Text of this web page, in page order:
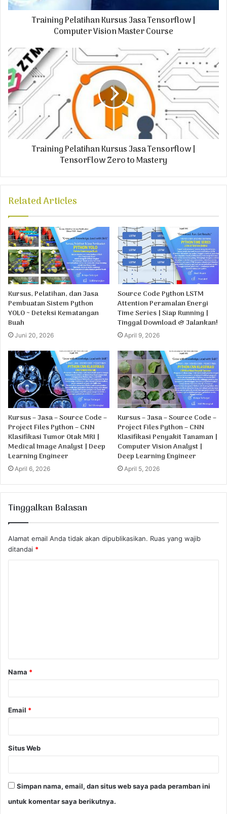
s
Training Pelatihan Kursus Jasa Tensorflow |
Computer Vision Master Course
Training Pelatihan Kursus Jasa Tensorflow |
TensorFlow Zero to Mastery
Related Articles
Kursus, Pelatihan, dan Jasa
Pembuatan Sistem Python
YOLO ~ Deteksi Kematangan
Buah
Juni 20, 2026
Source Code Python LSTM
Attention Peramalan Energi
Time Series | Siap Running |
Tinggal Download & Jalankan!
April 9, 2026
Kursus – Jasa – Source Code –
Project Files Python – CNN
Klasifikasi Tumor Otak MRI |
Medical Image Analyst | Deep
Learning Engineer
April 6, 2026
Kursus – Jasa – Source Code –
Project Files Python – CNN
Klasifikasi Penyakit Tanaman |
Computer Vision Analyst |
Deep Learning Engineer
April 5, 2026
Tinggalkan Balasan
Alamat email Anda tidak akan dipublikasikan. Ruas yang wajib
ditandai *
a
r
Nama *
Email *
Situs Web
Simpan nama, email, dan situs web saya pada peramban ini
untuk komentar saya berikutnya.